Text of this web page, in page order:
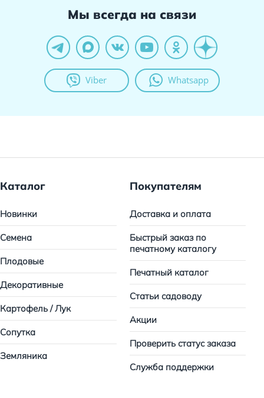
Мы всегда на связи
Viber Whatsapp
Каталог
Новинки
Семена
Плодовые
Декоративные
Картофель / Лук
Сопутка
Земляника
Покупателям
Доставка и оплата
Быстрый заказ по
печатному каталогу
Печатный каталог
Статьи садоводу
Акции
Проверить статус заказа
Служба поддержки